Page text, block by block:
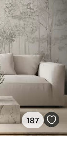
187